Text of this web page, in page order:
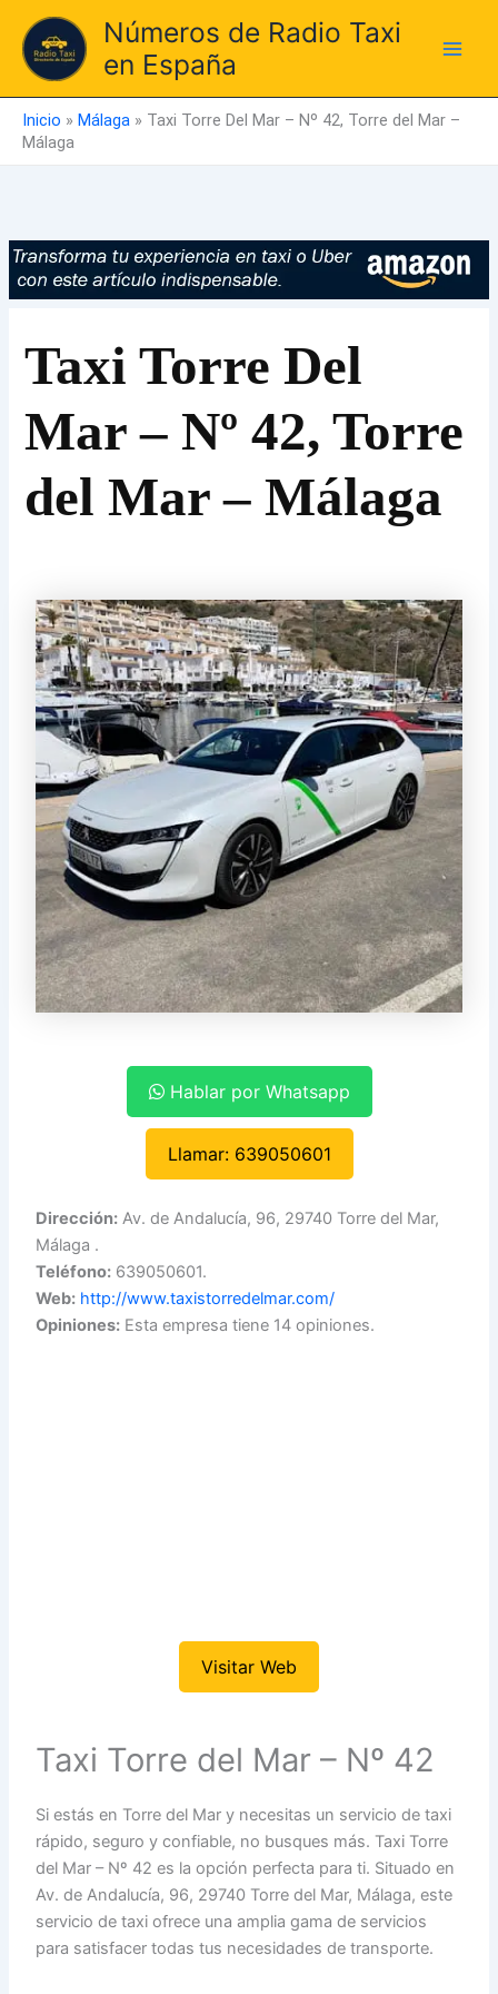
contenido
Números de Radio Taxi
en España
Inicio » Málaga » Taxi Torre Del Mar – Nº 42, Torre del Mar –
Málaga
Taxi Torre Del
Mar – Nº 42, Torre
del Mar – Málaga
Hablar por Whatsapp
Llamar: 639050601
Dirección: Av. de Andalucía, 96, 29740 Torre del Mar,
Málaga .
Teléfono: 639050601.
Web: http://www.taxistorredelmar.com/
Opiniones: Esta empresa tiene 14 opiniones.
Visitar Web
Taxi Torre del Mar – Nº 42
Si estás en Torre del Mar y necesitas un servicio de taxi
rápido, seguro y confiable, no busques más. Taxi Torre
del Mar – Nº 42 es la opción perfecta para ti. Situado en
Av. de Andalucía, 96, 29740 Torre del Mar, Málaga, este
servicio de taxi ofrece una amplia gama de servicios
para satisfacer todas tus necesidades de transporte.